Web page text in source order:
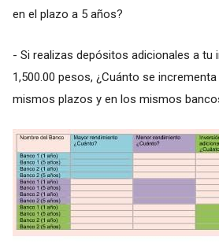
en el plazo a 5 años?
- Si realizas depósitos adicionales a tu
1,500.00 pesos, ¿Cuánto se
mismos plazos y en los mismos